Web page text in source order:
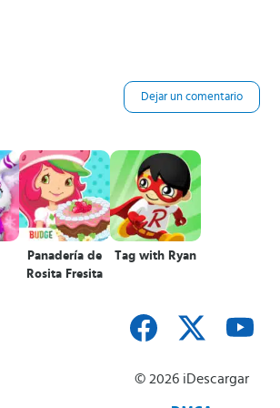
Dejar un comentario
Panadería de
Rosita Fresita
Tag with Ryan
© 2026 iDescargar